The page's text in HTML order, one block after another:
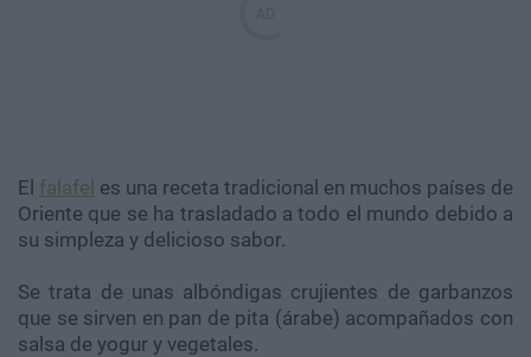
El falafel es una receta tradicional en muchos países de
Oriente que se ha trasladado a todo el mundo debido a
su simpleza y delicioso sabor.
Se trata de unas albóndigas crujientes de garbanzos
que se sirven en pan de pita (árabe) acompañados con
salsa de yogur y vegetales.